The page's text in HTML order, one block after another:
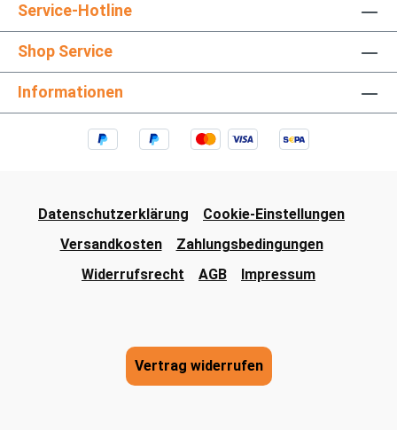
Service-Hotline
Shop Service
Informationen
Datenschutzerklärung
Cookie-Einstellungen
Versandkosten
Zahlungsbedingungen
Widerrufsrecht
AGB Impressum
Vertrag widerrufen